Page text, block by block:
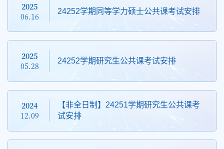
2025
06.16
24252学期同等学力硕士公共课考试安排
2025
05.28
24252学期研究生公共课考试安排
2024
12.09
【非全日制】24251学期研究生公共课考
试安排